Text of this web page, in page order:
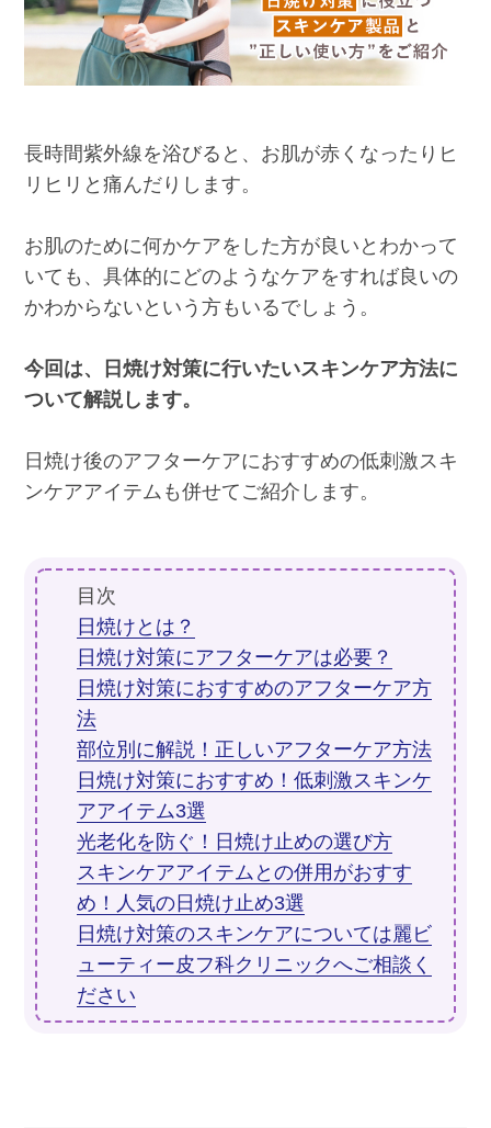
長時間紫外線を浴びると、お肌が赤くなったりヒ
リヒリと痛んだりします。
お肌のために何かケアをした方が良いとわかって
いても、具体的にどのようなケアをすれば良いの
かわからないという方もいるでしょう。
今回は、日焼け対策に行いたいスキンケア方法に
ついて解説します。
日焼け後のアフターケアにおすすめの低刺激スキ
ンケアアイテムも併せてご紹介します。
目次
日焼けとは？
日焼け対策にアフターケアは必要？
日焼け対策におすすめのアフターケア方
法
部位別に解説！正しいアフターケア方法
日焼け対策におすすめ！低刺激スキンケ
アアイテム3選
光老化を防ぐ！日焼け止めの選び方
スキンケアアイテムとの併用がおすす
め！人気の日焼け止め3選
日焼け対策のスキンケアについては麗ビ
ューティー皮フ科クリニックへご相談く
ださい